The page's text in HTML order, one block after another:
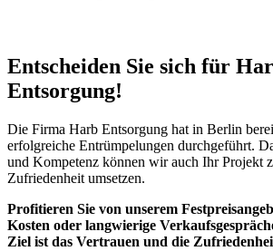
Entscheiden Sie sich für
Entsorgung!​
Die Firma Harb Entsorgung hat in Berlin
erfolgreiche Entrümpelungen durchgeführt.
und Kompetenz können wir auch Ihr Projekt
Zufriedenheit umsetzen.
Profitieren Sie von unserem
Kosten oder langwierige
Ziel ist das Vertrauen und die